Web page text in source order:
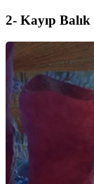
2- Kayıp Balık